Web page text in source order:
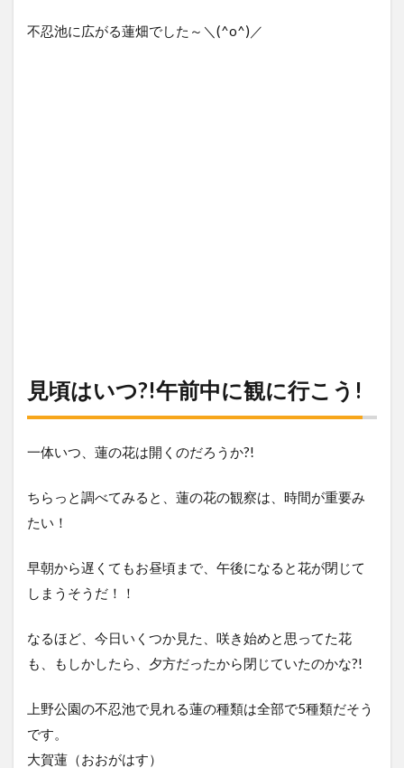
不忍池に広がる蓮畑でした～＼(^o^)／
見頃はいつ?!午前中に観に行こう!
一体いつ、蓮の花は開くのだろうか?!
ちらっと調べてみると、蓮の花の観察は、時間が重要み
たい！
早朝から遅くてもお昼頃まで、午後になると花が閉じて
しまうそうだ！！
なるほど、今日いくつか見た、咲き始めと思ってた花
も、もしかしたら、夕方だったから閉じていたのかな?!
上野公園の不忍池で見れる蓮の種類は全部で5種類だそう
です。
大賀蓮（おおがはす）